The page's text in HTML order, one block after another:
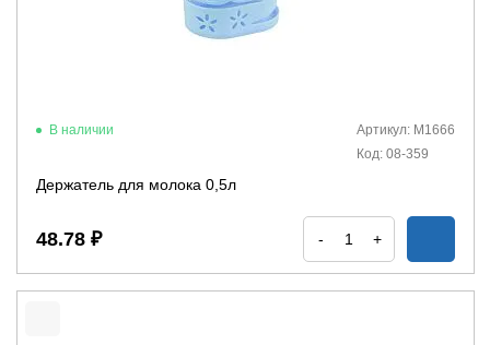
В наличии
Артикул: М1666
Код: 08-359
Держатель для молока 0,5л
48.78 ₽ - +